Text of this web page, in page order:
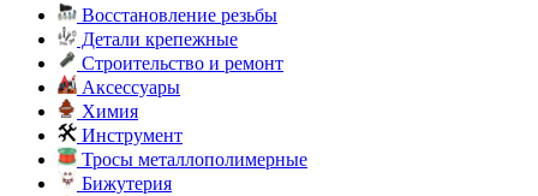
Восстановление резьбы
Детали крепежные
Строительство и ремонт
Аксессуары
Химия
Инструмент
Тросы металлополимерные
Бижутерия